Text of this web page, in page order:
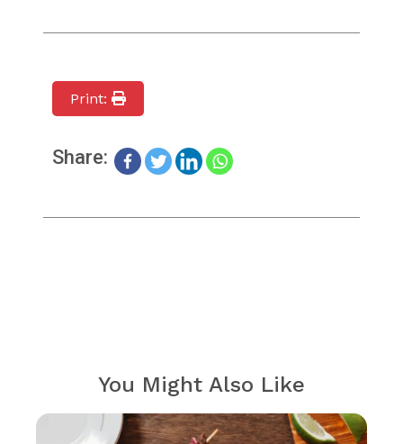
Print:
Share:
You Might Also Like